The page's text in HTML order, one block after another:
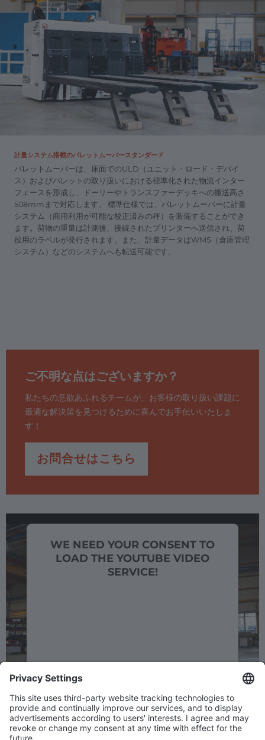
計量システム搭載のパレットムーバースタンダード
パレットムーバーは、床面でのULD（ユニット・ロード・デバイ
ス）およびパレットの取り扱いにおける標準化された物流インター
フェースを形成し、ドーリーやトランスファーデッキへの搬送高さ
508mmまで対応します。 標準仕様では、パレットムーバーに計量
システム（商用利用が可能な校正済みの秤）を装備することができ
ます。荷物の重量は計測後、接続されたプリンターへ送信され、荷
役用のラベルが発行されます。また、計量データはWMS（倉庫管理
システム）などのシステムへも転送可能です。
ご不明な点はございますか？
私たちの意欲あふれるチームが、お客様の取り扱い課題に
最適な解決策を見つけるために喜んでお手伝いいたしま
す！
お問合せはこちら
WE NEED YOUR CONSENT TO
LOAD THE YOUTUBE VIDEO
SERVICE!
Accept
powered byUsercentrics Consent
DOWNLOADS
Broschüre Air Cargo Handling